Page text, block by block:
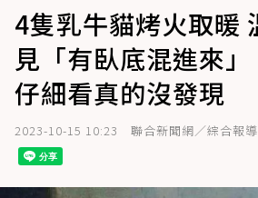
4隻乳牛貓烤火取暖
見「有臥底混進來
仔細看真的沒發現
2023-10-15 10:23 聯合新聞網／綜合報導